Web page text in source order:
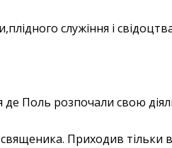
служіння і
Поль розпочали свою
священика. Приходив